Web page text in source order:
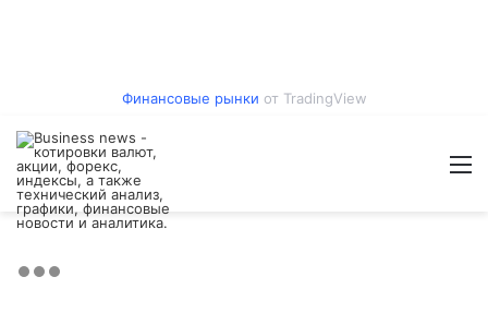
Финансовые рынки от TradingView